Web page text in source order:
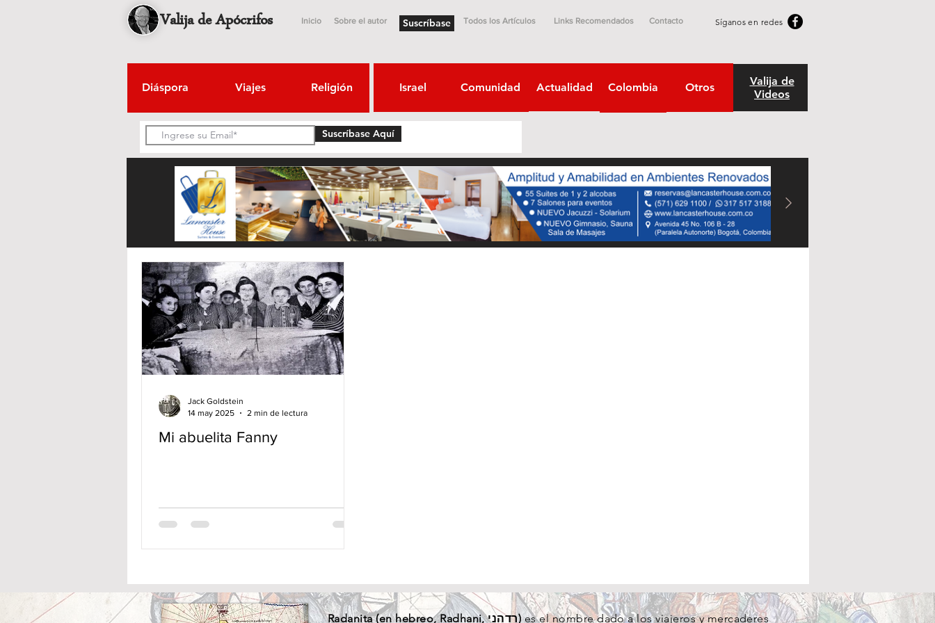
Valija de Apócrifos Inicio Sobre el autor Suscríbase Todos los Artículos Links Recomendados Contacto Síganos en redes
Diáspora Viajes Religión Israel Comunidad Actualidad Colombia Otros
Valija de
Videos
Suscríbase Aquí
Mi abuelita Fanny
Jack Goldstein
14 may 2025
2 min de lectura
Radanita (enhebreo , Radhani, רדהני)es el nombre dado a los viajeros y mercaderes